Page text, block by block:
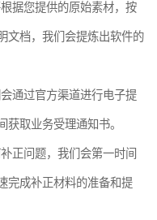
据您提供的原始素材，按
文档，我们会提炼出软件的
通过官方渠道进行电子提
取业务受理通知书。
正问题，我们会第一时间
完成补正材料的准备和提